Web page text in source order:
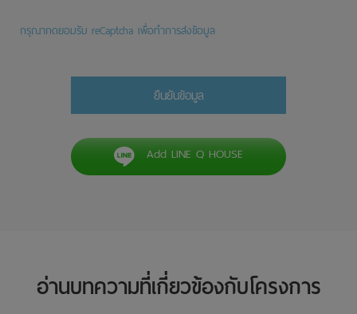
กรุณากดยอมรับ reCaptcha เพื่อทำการส่งข้อมูล
Add LINE Q HOUSE
อ่านบทความที่เกี่ยวข้องกับโครงการ